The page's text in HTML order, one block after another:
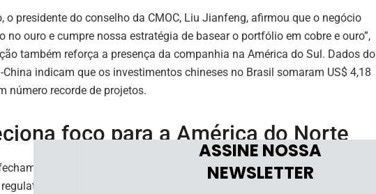
o presidente do conselho da CMOC, Liu Jianfeng, afirmou que o negócio
no ouro e cumpre nossa estratégia de basear o portfólio em cobre e ouro”,
também reforça a presença da companhia na América do Sul. Dados do
indicam que os investimentos chineses no Brasil somaram US$ 4,18
número recorde de projetos.
foco para a América do Norte
da transação está previsto para o primeiro trimestre de 2026,
e a condições usuais de mercado, sem depender de
ASSINE NOSSA
NEWSLETTER